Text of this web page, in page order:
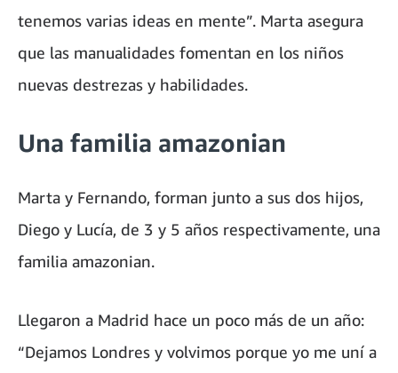
tenemos varias ideas en mente”. Marta asegura
que las manualidades fomentan en los niños
nuevas destrezas y habilidades.
Una familia amazonian
Marta y Fernando, forman junto a sus dos hijos,
Diego y Lucía, de 3 y 5 años respectivamente, una
familia amazonian.
Llegaron a Madrid hace un poco más de un año:
“Dejamos Londres y volvimos porque yo me uní a